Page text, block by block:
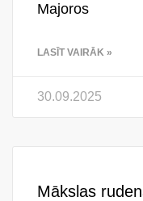
Majoros
LASĪT VAIRĀK »
30.09.2025
Mākslas